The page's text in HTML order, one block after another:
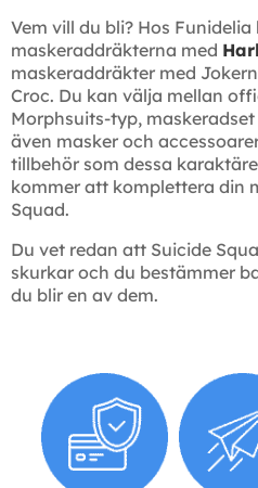
Vem vill du bli? Hos
maskeraddräkterna med
maskeraddräkter med
Croc. Du kan välja mellan
Morphsuits-typ,
även masker och
tillbehör som dessa
kommer att komplettera din
Squad.
Du vet redan att Suicide
skurkar och du bestämmer
du blir en av dem.